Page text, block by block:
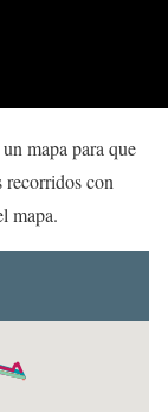
mapa para que
recorridos con
mapa.